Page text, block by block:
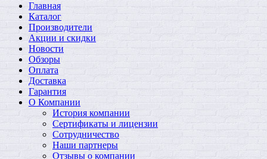
Главная
Каталог
Производители
Акции и скидки
Новости
Обзоры
Оплата
Доставка
Гарантия
О Компании
История компании
Сертификаты и лицензии
Сотрудничество
Наши партнеры
Отзывы о компании